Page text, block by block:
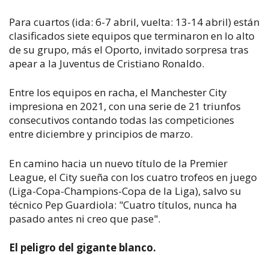
Para cuartos (ida: 6-7 abril, vuelta: 13-14 abril) están
clasificados siete equipos que terminaron en lo alto
de su grupo, más el Oporto, invitado sorpresa tras
apear a la Juventus de Cristiano Ronaldo.
Entre los equipos en racha, el Manchester City
impresiona en 2021, con una serie de 21 triunfos
consecutivos contando todas las competiciones
entre diciembre y principios de marzo.
En camino hacia un nuevo título de la Premier
League, el City sueña con los cuatro trofeos en juego
(Liga-Copa-Champions-Copa de la Liga), salvo su
técnico Pep Guardiola: "Cuatro títulos, nunca ha
pasado antes ni creo que pase".
El peligro del gigante blanco.